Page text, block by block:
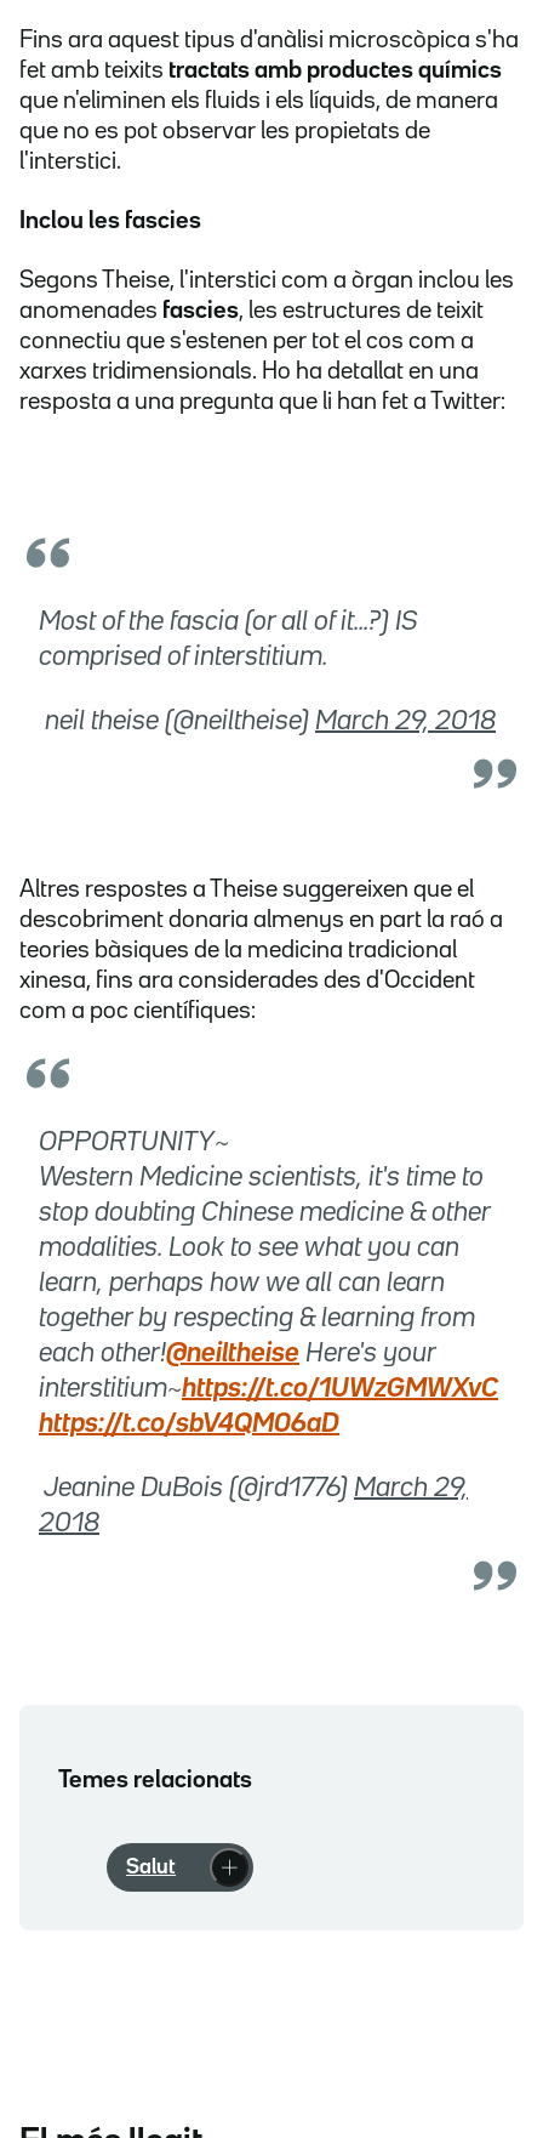
Fins ara aquest tipus d'anàlisi microscòpica s'ha
fet amb teixits tractats amb productes químics
que n'eliminen els fluids i els líquids, de manera
que no es pot observar les propietats de
l'interstici.
Inclou les fascies
Segons Theise, l'interstici com a òrgan inclou les
anomenades fascies, les estructures de teixit
connectiu que s'estenen per tot el cos com a
xarxes tridimensionals. Ho ha detallat en una
resposta a una pregunta que li han fet a Twitter:
Most of the fascia (or all of it...?) IS
comprised of interstitium.
 neil theise (@neiltheise) March 29, 2018
Altres respostes a Theise suggereixen que el
descobriment donaria almenys en part la raó a
teories bàsiques de la medicina tradicional
xinesa, fins ara considerades des d'Occident
com a poc científiques:
OPPORTUNITY~
Western Medicine scientists, it's time to
stop doubting Chinese medicine & other
modalities. Look to see what you can
learn, perhaps how we all can learn
together by respecting & learning from
each other!@neiltheise Here's your
interstitium~https://t.co/1UWzGMWXvC
https://t.co/sbV4QM06aD
 Jeanine DuBois (@jrd1776) March 29,
2018
Temes relacionats
Salut